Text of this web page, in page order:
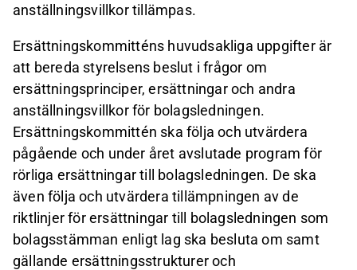
anställningsvillkor tillämpas.
Ersättningskommitténs huvudsakliga uppgifter är
att bereda styrelsens beslut i frågor om
ersättningsprinciper, ersättningar och andra
anställningsvillkor för bolagsledningen.
Ersättningskommittén ska följa och utvärdera
pågående och under året avslutade program för
rörliga ersättningar till bolagsledningen. De ska
även följa och utvärdera tillämpningen av de
riktlinjer för ersättningar till bolagsledningen som
bolagsstämman enligt lag ska besluta om samt
gällande ersättningsstrukturer och